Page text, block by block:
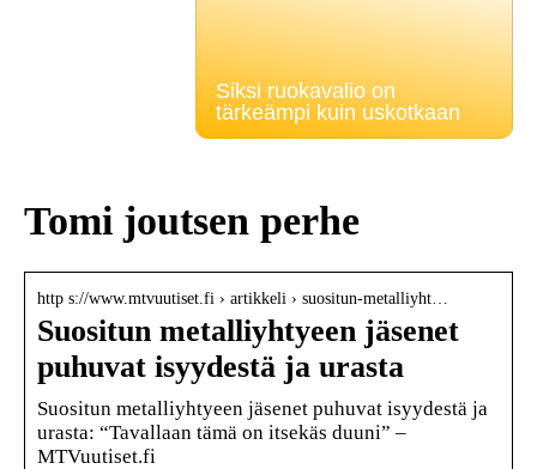
Siksi ruokavalio on
tärkeämpi kuin uskotkaan
Tomi joutsen perhe
http s://www.mtvuutiset.fi › artikkeli › suositun-metalliyht…
Suositun metalliyhtyeen jäsenet
puhuvat isyydestä ja urasta
Suositun metalliyhtyeen jäsenet puhuvat isyydestä ja
urasta: “Tavallaan tämä on itsekäs duuni” –
MTVuutiset.fi